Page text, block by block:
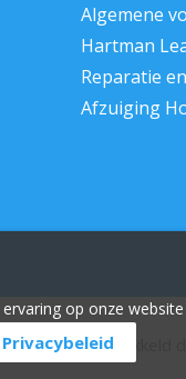
Algemene
Hartman
Reparatie
Afzuiging
Service. Ontwikkeld
op onze
Privacybeleid